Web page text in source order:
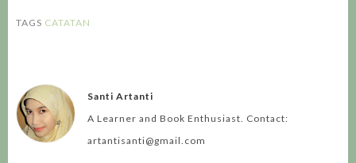
TAGS CATATAN
Santi Artanti
A Learner and Book Enthusiast. Contact:
artantisanti@gmail.com